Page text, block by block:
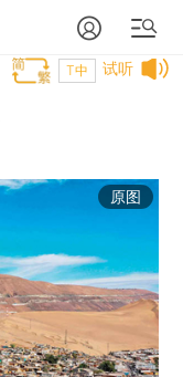
试听
T中
原图